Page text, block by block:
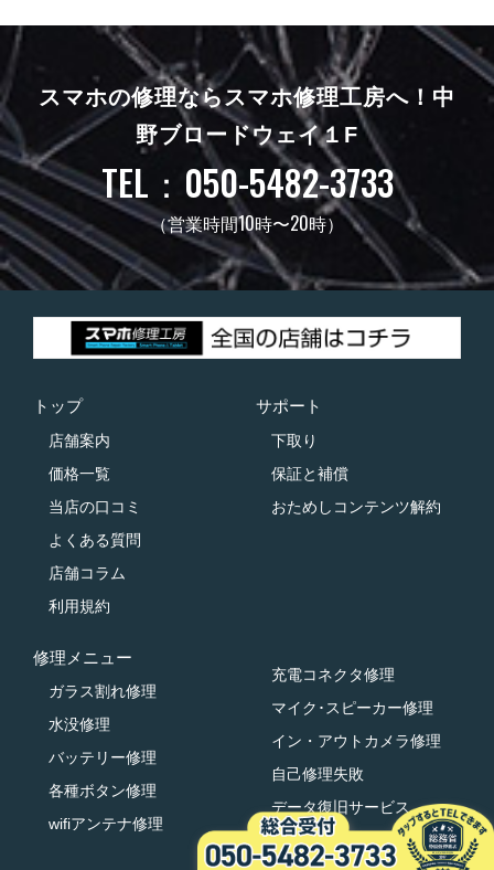
スマホの修理ならスマホ修理工房へ！ 中
野ブロードウェイ１F
TEL：050-5482-3733
（営業時間10時〜20時）
トップ
店舗案内
価格一覧
当店の口コミ
よくある質問
店舗コラム
利用規約
サポート
下取り
保証と補償
おためしコンテンツ解約
修理メニュー
ガラス割れ修理
水没修理
バッテリー修理
各種ボタン修理
wifiアンテナ修理
充電コネクタ修理
マイク･スピーカー修理
イン・アウトカメラ修理
自己修理失敗
データ復旧サービス